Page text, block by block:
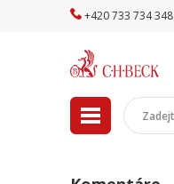
+420733 734348